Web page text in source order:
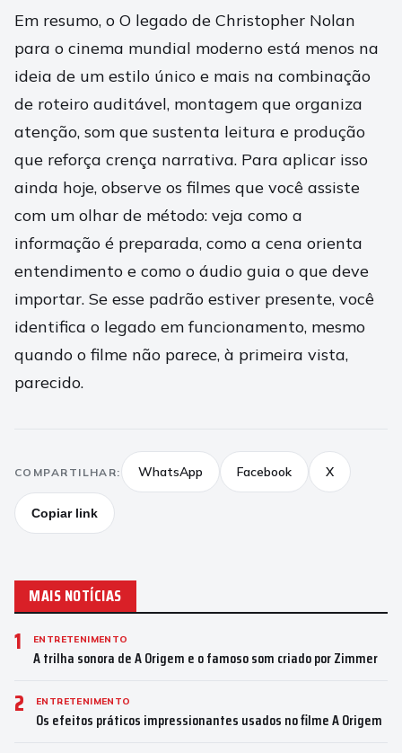
Em resumo, o O legado de Christopher Nolan
para o cinema mundial moderno está menos na
ideia de um estilo único e mais na combinação
de roteiro auditável, montagem que organiza
atenção, som que sustenta leitura e produção
que reforça crença narrativa. Para aplicar isso
ainda hoje, observe os filmes que você assiste
com um olhar de método: veja como a
informação é preparada, como a cena orienta
entendimento e como o áudio guia o que deve
importar. Se esse padrão estiver presente, você
identifica o legado em funcionamento, mesmo
quando o filme não parece, à primeira vista,
parecido.
COMPARTILHAR: WhatsApp Facebook X
Copiar link
MAIS NOTÍCIAS
1 ENTRETENIMENTO
A trilha sonora de A Origem e o famoso som criado por Zimmer
2 ENTRETENIMENTO
Os efeitos práticos impressionantes usados no filme A Origem